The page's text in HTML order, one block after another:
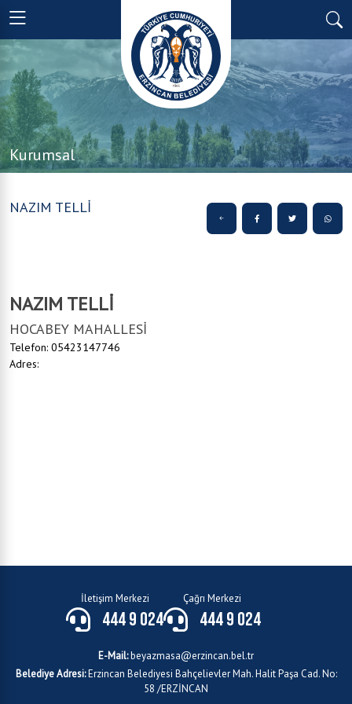
Kurumsal
NAZIM TELLİ
NAZIM TELLİ
HOCABEY MAHALLESİ
Telefon: 05423147746
Adres:
İletişim Merkezi
444 9 024
Çağrı Merkezi
444 9 024
E-Mail:beyazmasa@erzincan.bel.tr
Belediye Adresi:Erzincan Belediyesi Bahçelievler Mah. Halit Paşa Cad. No:
58 /ERZİNCAN